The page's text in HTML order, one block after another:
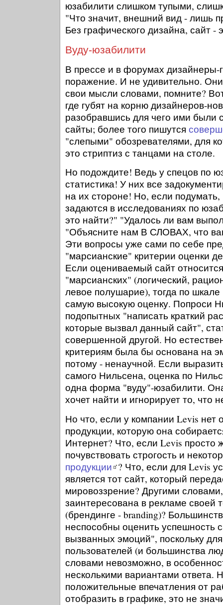
юзабилити слишком тупыми,
"Что значит, внешний вид - лишь
Без графического дизайна, сайт -
Вуду-юзабилити
В прессе и в форумах дизайнеры-
поражение. И не удивительно.
свои мысли словами, помните?
где губят на корню дизайнеров-
разобравшись для чего ими были
сайты; более того пишутся
"слепыми" обозревателями, для
это стриптиз с танцами на столе.
Но подождите! Ведь у спецов по
статистика! У них все
на их стороне! Но, если подумать,
задаются в исследованиях по
это найти?" "Удалось ли вам
"Объясните нам В СЛОВАХ, что
Эти вопросы уже сами по себе
"марсианские" критерии оценки
Если оцениваемый сайт
"марсианских" (логический,
левое полушарие), тогда по
самую высокую оценку. Попроси
подопытных "написать краткий
которые вызвал данный сайт",
совершенной другой. Но
критериям была бы основана на
потому - ненаучной. Если
самого Нильсена, оценка по
одна форма "вуду"-юзабилити.
хочет найти и игнорирует то, что
Но что, если у компании Levis
продукции, которую она
Интернет? Что, если Levis просто
почувствовать строгость и
продукции ? Что, если для Levis
является тот сайт, который
мировоззрение? Другими
заинтересована в рекламе своей
(брендинге - branding)?
неспособны оценить успешность
вызванных эмоций", поскольку
пользователей (и большинства
словами невозможно, в
несколькими вариантами ответа.
положительные впечатления от
отобразить в графике, это не